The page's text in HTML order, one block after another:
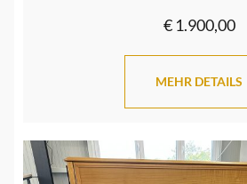
€ 1.900,00
MEHR DETAILS